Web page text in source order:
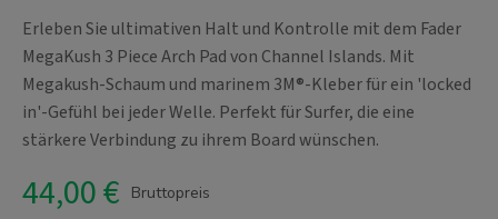
Erleben Sie ultimativen Halt und Kontrolle mit dem Fader
MegaKush 3 Piece Arch Pad von Channel Islands. Mit
Megakush-Schaum und marinem 3M®-Kleber für ein 'locked
in'-Gefühl bei jeder Welle. Perfekt für Surfer, die eine
stärkere Verbindung zu ihrem Board wünschen.
44,00 € Bruttopreis